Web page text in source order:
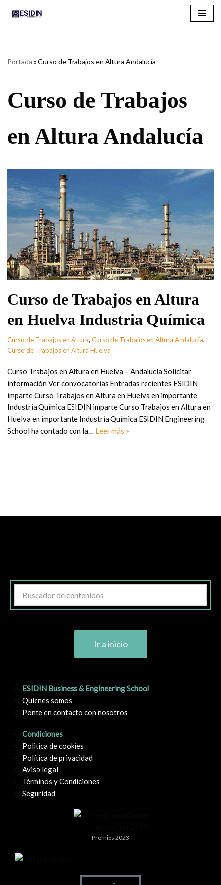
Portada » Curso de Trabajos en Altura Andalucía
Curso de Trabajos
en Altura Andalucía
Curso de Trabajos en Altura
en Huelva Industria Química
Curso de Trabajos en Altura, Curso de Trabajos en Altura Andalucía,
Curso de Trabajos en Altura Huelva
Curso Trabajos en Altura en Huelva – Andalucía Solicitar
información Ver convocatorias Entradas recientes ESIDIN
imparte Curso Trabajos en Altura en Huelva en importante
Industria Química ESIDIN imparte Curso Trabajos en Altura en
Huelva en importante Industria Química ESIDIN Engineering
School ha contado con la… Leer más »
Ir a inicio
ESIDIN Business & Engineering School
Quienes somos
Ponte en contacto con nosotros
Condiciones
Politica de cookies
Política de privacidad
Aviso legal
Términos y Condiciones
Seguridad
Premios 2023